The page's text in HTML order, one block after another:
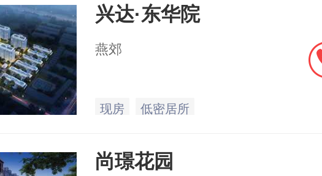
兴达·东华院
燕郊
现房 低密居所
尚璟花园